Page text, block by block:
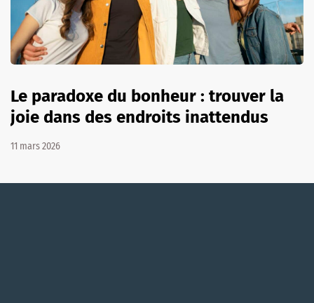
Le paradoxe du bonheur : trouver la
joie dans des endroits inattendus
11 mars 2026